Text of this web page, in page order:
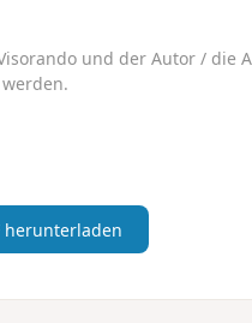
und der Autor / die
herunterladen